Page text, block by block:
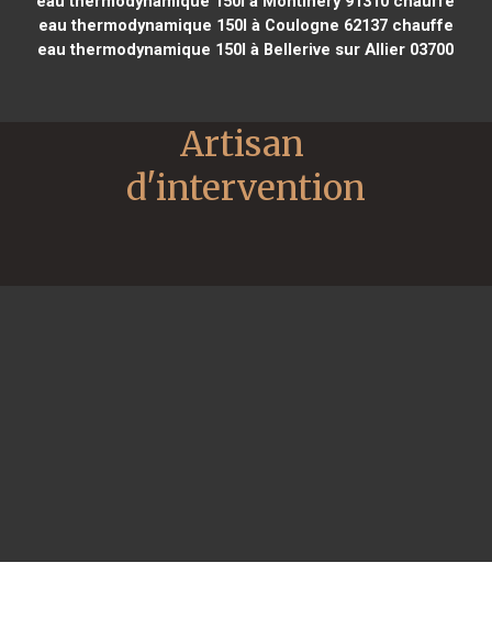
eau thermodynamique 150l à Coulogne 62137chauffe
eau thermodynamique 150l à Bellerive sur Allier 03700
Artisan
d'intervention